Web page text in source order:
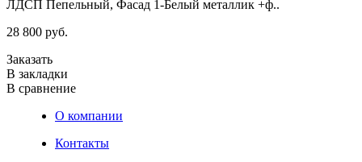
ЛДСП Пепельный, Фасад 1-Белый металлик +ф..
28 800 руб.
Заказать
В закладки
В сравнение
О компании
Контакты